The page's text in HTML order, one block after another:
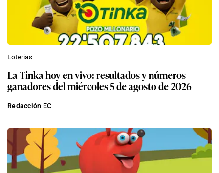
Loterias
La Tinka hoy en vivo: resultados y números
ganadores del miércoles 5 de agosto de 2026
Redacción EC